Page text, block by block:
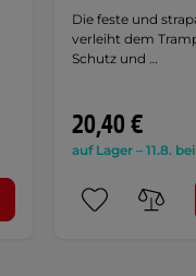
Die feste und
verleiht dem
Schutz und …
20,40 €
auf Lager – 11.8.